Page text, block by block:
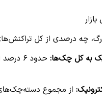
چه درصدی از کل
به کل چک‌ها:
حدود